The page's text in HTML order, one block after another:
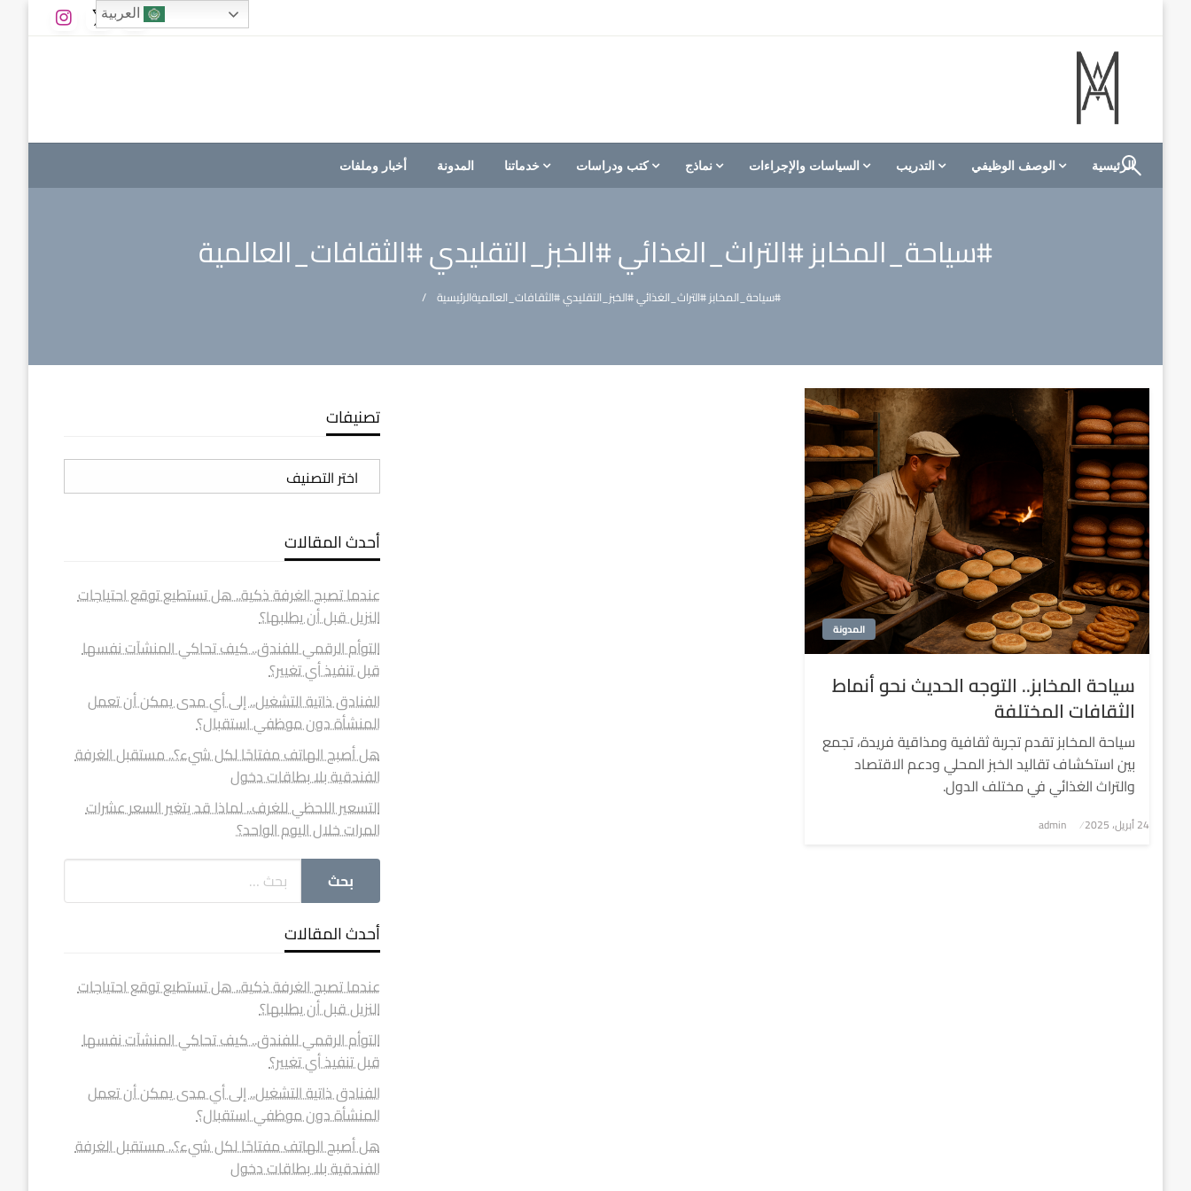
M A hotels | إم ايه هوتيلز
الموقع الأول للعاملين في الفنادق في العالم العربي
الرئيسية الوصف الوظيفي التدريب السياسات والإجراءات نماذج كتب ودراسات خدماتنا المدونة أخبار وملفات
#سياحة_المخابز #التراث_الغذائي #الخبز_التقليدي #الثقافات_العالمية
الرئيسية#سياحة_المخابز #التراث_الغذائي #الخبز_التقليدي #الثقافات_العالمية
المدونة
سياحة المخابز.. التوجه الحديث نحو أنماط
الثقافات المختلفة
سياحة المخابز تقدم تجربة ثقافية ومذاقية فريدة، تجمع
بين استكشاف تقاليد الخبز المحلي ودعم الاقتصاد
والتراث الغذائي في مختلف الدول.
نُشر
24 أبريل، 2025 admin
تصنيفات
تصنيفات
أحدث المقالات
عندما تصبح الغرفة ذكية.. هل تستطيع توقع احتياجات
النزيل قبل أن يطلبها؟
التوأم الرقمي للفندق.. كيف تحاكي المنشآت نفسها
قبل تنفيذ أي تغيير؟
الفنادق ذاتية التشغيل.. إلى أي مدى يمكن أن تعمل
المنشأة دون موظفي استقبال؟
هل أصبح الهاتف مفتاحًا لكل شيء؟.. مستقبل الغرفة
الفندقية بلا بطاقات دخول
التسعير اللحظي للغرف.. لماذا قد يتغير السعر عشرات
المرات خلال اليوم الواحد؟
أحدث المقالات
عندما تصبح الغرفة ذكية.. هل تستطيع توقع احتياجات
النزيل قبل أن يطلبها؟
التوأم الرقمي للفندق.. كيف تحاكي المنشآت نفسها
قبل تنفيذ أي تغيير؟
الفنادق ذاتية التشغيل.. إلى أي مدى يمكن أن تعمل
المنشأة دون موظفي استقبال؟
هل أصبح الهاتف مفتاحًا لكل شيء؟.. مستقبل الغرفة
الفندقية بلا بطاقات دخول
العربية